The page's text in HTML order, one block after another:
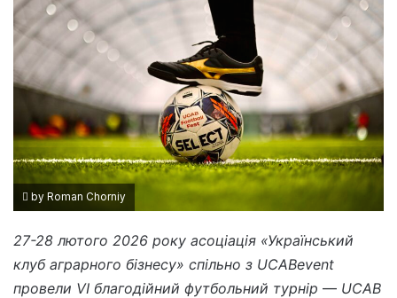
by Roman Chorniy
27-28 лютого 2026 року асоціація «Український
клуб аграрного бізнесу» спільно з UCABevent
провели VI благодійний футбольний турнір — UCAB